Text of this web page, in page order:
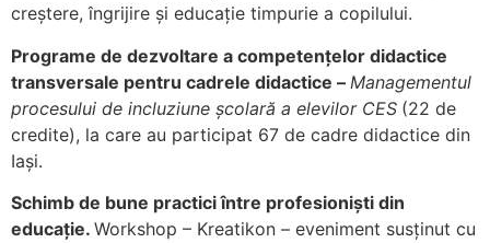
creștere, îngrijire și educație timpurie a copilului.
Programe de dezvoltare a competenţelor didactice
transversale pentru cadrele didactice – Managementul
procesului de incluziune școlară a elevilor CES (22 de
credite), la care au participat 67 de cadre didactice din
Iași.
Schimb de bune practici între profesioniști din
educație. Workshop – Kreatikon – eveniment susținut cu